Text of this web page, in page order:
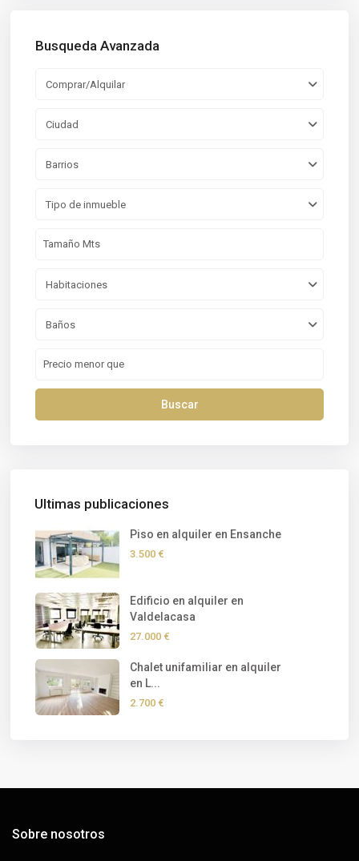
Busqueda Avanzada
Comprar/Alquilar
Ciudad
Barrios
Tipo de inmueble
Habitaciones
Baños
Buscar
Ultimas publicaciones
Piso en alquiler en Ensanche
3.500 €
Edificio en alquiler en
Valdelacasa
27.000 €
Chalet unifamiliar en alquiler
en L...
2.700 €
Sobre nosotros